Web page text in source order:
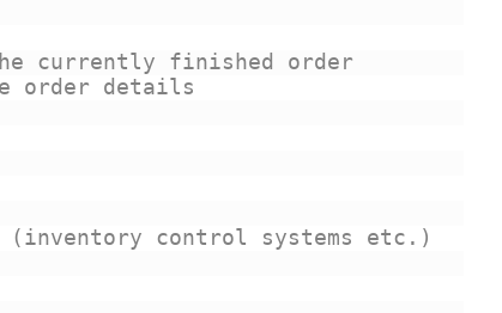
currently finished order
order details
(inventory control systems etc.)